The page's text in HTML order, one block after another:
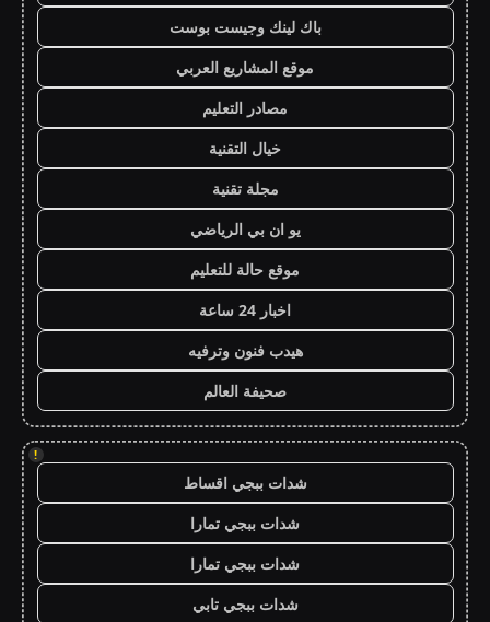
باك لينك وجيست بوست
موقع المشاريع العربي
مصادر التعليم
خيال التقنية
مجلة تقنية
يو ان بي الرياضي
موقع حالة للتعليم
اخبار 24 ساعة
هيدب فنون وترفيه
صحيفة العالم
!
شدات ببجي اقساط
شدات ببجي تمارا
شدات ببجي تمارا
شدات ببجي تابي